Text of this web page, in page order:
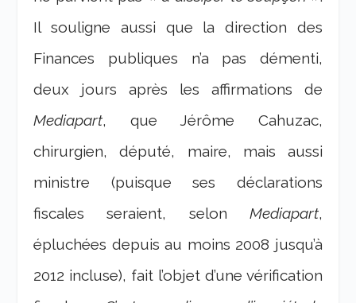
Il souligne aussi que la direction des
Finances publiques n’a pas démenti,
deux jours après les affirmations de
Mediapart, que Jérôme Cahuzac,
chirurgien, député, maire, mais aussi
ministre (puisque ses déclarations
fiscales seraient, selon Mediapart,
épluchées depuis au moins 2008 jusqu’à
2012 incluse), fait l’objet d’une vérification